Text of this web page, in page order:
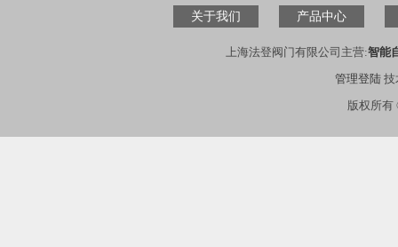
关于我们 产品中心
上海法登阀门有限公司主营:智能
管理登陆技
版权所